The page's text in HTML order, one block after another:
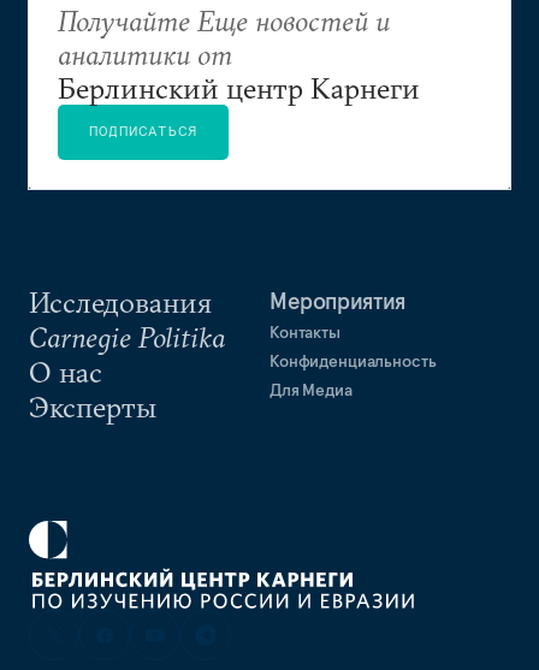
Исследования
Carnegie Politika
О нас
Эксперты
Мероприятия
Контакты
Конфиденциальность
Для Медиа
Получайте Еще новостей и
аналитики от
Берлинский центр Карнеги
ПОДПИСАТЬСЯ